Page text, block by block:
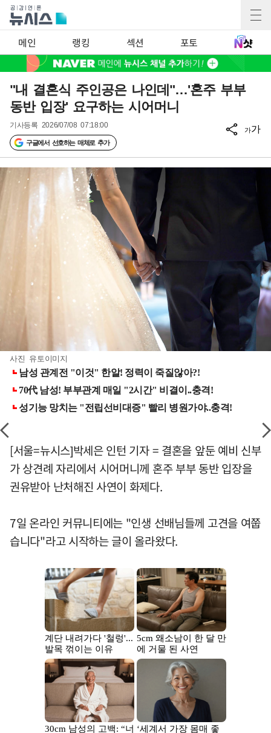
메인 랭킹 섹션 포토
"내 결혼식 주인공은 나인데"…'혼주 부부
동반 입장' 요구하는 시어머니
기사등록 2026/07/08 07:18:00
구글에서 선호하는 매체로 추가
가가
사진 유토이미지
[서울=뉴시스]박세은 인턴 기자 = 결혼을 앞둔 예비 신부
가 상견례 자리에서 시어머니께 혼주 부부 동반 입장을
권유받아 난처해진 사연이 화제다.
7일 온라인 커뮤니티에는 "인생 선배님들께 고견을 여쭙
습니다"라고 시작하는 글이 올라왔다.